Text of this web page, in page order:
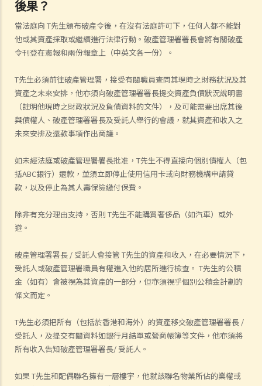
後果？
當法庭向 T先生頒布破產令後，在沒有法庭許可下，任何人都不能對
他或其資產採取或繼續進行法律行動。破產管理署署長會將有關破產
令刊登在憲報和兩份報章上（中英文各一份）。
T先生必須前往破產管理署，接受有關職員查問其現時之財務狀況及其
資產之未來安排，他亦須向破產管理署署長提交資產負債狀況說明書
（註明他現時之財政狀況及負債資料的文件），及可能需要出席其後
與債權人、破產管理署署長及受託人舉行的會議，就其資產和收入之
未來安排及還款事項作出商議。
如未經法庭或破產管理署署長批准，T先生不得直接向個別債權人（包
括ABC銀行）還款，並須立即停止使用信用卡或向財務機構申請貸
款，以及停止為其人壽保險繳付保費。
除非有充分理由支持，否則 T先生不能購買奢侈品（如汽車）或外
遊。
破產管理署署長 / 受託人會接管 T先生的資產和收入，在必要情況下，
受託人或破產管理署職員有權進入他的居所進行檢查。 T先生的公積
金（如有）會被視為其資產的一部分，但亦須視乎個別公積金計劃的
條文而定。
T先生必須把所有（包括於香港和海外）的資產移交破產管理署署長 /
受託人，及提交有關資料如銀行月結單或營商帳簿等文件，他亦須將
所有收入告知破產管理署署長/ 受託人。
如果 T先生和配偶聯名擁有一層樓宇，他就該聯名物業所佔的業權或